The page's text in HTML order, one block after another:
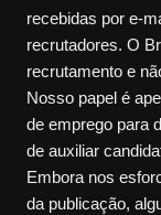
recebidas por e-
recrutadores. O
recrutamento e
Nosso papel é
de emprego para
de auxiliar
Embora nos
da publicação,